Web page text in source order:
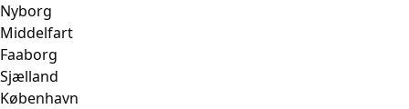
Nyborg
Middelfart
Faaborg
Sjælland
København